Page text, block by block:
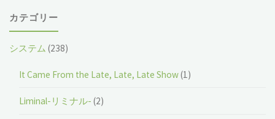
カテゴリー
システム (238)
It Came From the Late, Late, Late Show(1)
Liminal-リミナル- (2)